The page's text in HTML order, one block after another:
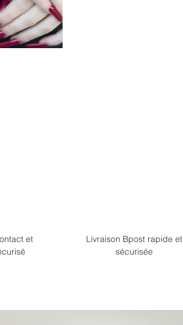
et
Livraison Bpost rapide et
sécurisée